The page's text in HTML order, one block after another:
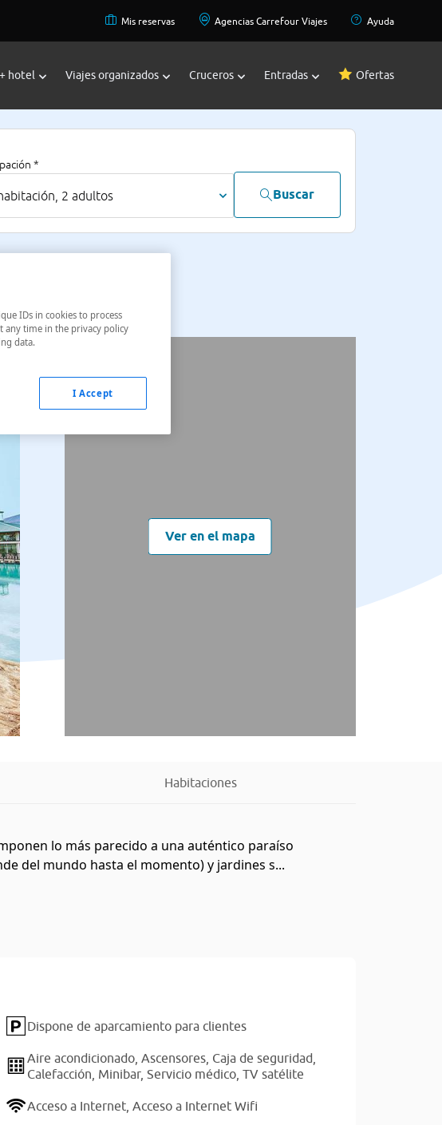
Mis reservas Agencias Carrefour Viajes Ayuda
hotel Viajes organizados Cruceros Entradas Ofertas
*
2 adultos Buscar
Ver en el mapa
Habitaciones
lo más parecido a una auténtico paraíso
del mundo hasta el momento) y jardines s...
Dispone de aparcamiento para clientes
Aire acondicionado, Ascensores, Caja de seguridad,
Calefacción, Minibar, Servicio médico, TV satélite
Acceso a Internet, Acceso a Internet Wifi
IDs in cookies to process
any time in the privacy policy
data.
I Accept